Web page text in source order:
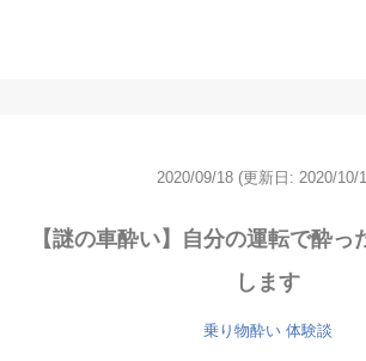
2020/09/18 (更新日: 2020/10/
【謎の車酔い】自分の運転で酔っ
します
乗り物酔い 体験談